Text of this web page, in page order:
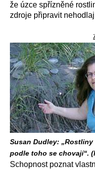
že úzce spřízněné
zdroje připravit
Susan Dudley:
podle toho se chovají“.
Schopnost poznat